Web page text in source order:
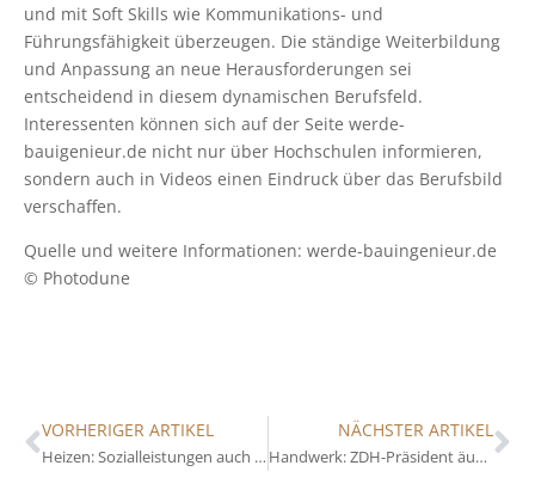
und mit Soft Skills wie Kommunikations- und
Führungsfähigkeit überzeugen. Die ständige Weiterbildung
und Anpassung an neue Herausforderungen sei
entscheidend in diesem dynamischen Berufsfeld.
Interessenten können sich auf der Seite werde-
bauigenieur.de nicht nur über Hochschulen informieren,
sondern auch in Videos einen Eindruck über das Berufsbild
verschaffen.
Quelle und weitere Informationen: werde-bauingenieur.de
© Photodune
VORHERIGER ARTIKEL
Heizen: Sozialleistungen auch für Menschen mit Einkommen möglich
NÄCHSTER ARTIKEL
Handwerk: ZDH-Präsident äußert sich zu Stimmungslage